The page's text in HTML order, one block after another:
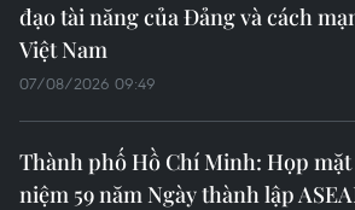
đạo tài năng của Đảng và cách
Việt Nam
07/08/2026 09:49
Thành phố Hồ Chí Minh: Họp
niệm 59 năm Ngày thành lập